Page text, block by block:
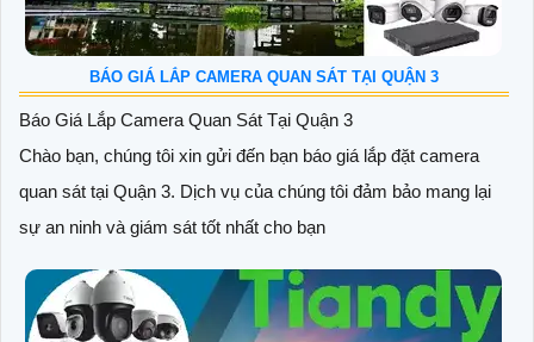
BÁO GIÁ LẮP CAMERA QUAN SÁT TẠI QUẬN 3
Báo Giá Lắp Camera Quan Sát Tại Quận 3
Chào bạn, chúng tôi xin gửi đến bạn báo giá lắp đặt camera
quan sát tại Quận 3. Dịch vụ của chúng tôi đảm bảo mang lại
sự an ninh và giám sát tốt nhất cho bạn